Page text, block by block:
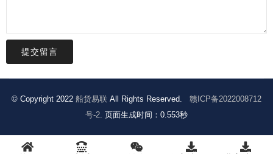
提交留言
© Copyright 2022 船货易联 All Rights Reserved.
赣ICP备2022008712
号-2. 页面生成时间：0.553秒